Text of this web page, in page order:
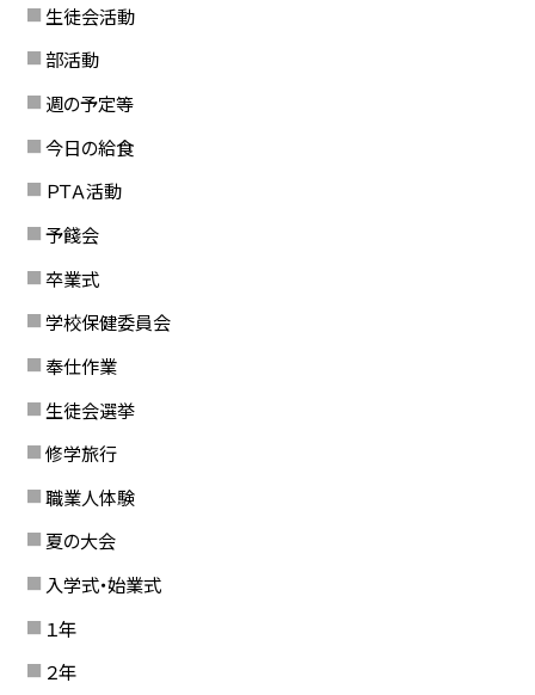
生徒会活動
部活動
週の予定等
今日の給食
ＰＴＡ活動
予餞会
卒業式
学校保健委員会
奉仕作業
生徒会選挙
修学旅行
職業人体験
夏の大会
入学式・始業式
１年
２年